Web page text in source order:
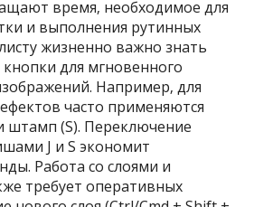
время‚ необходимое для
и выполнения рутинных
жизненно важно знать
для мгновенного
Например‚ для
часто применяются
штамп (S). Переключение
J и S экономит
Работа со слоями и
требует оперативных